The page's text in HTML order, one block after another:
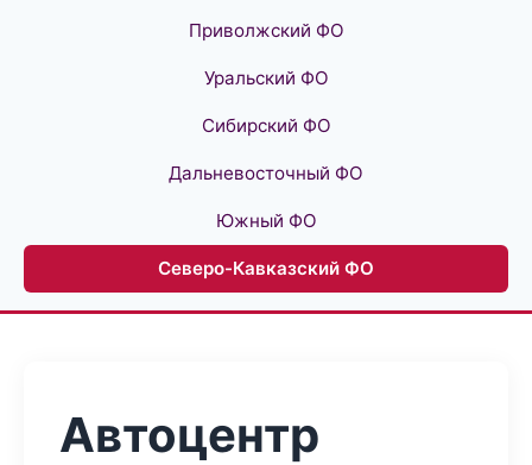
Приволжский ФО
Уральский ФО
Сибирский ФО
Дальневосточный ФО
Южный ФО
Северо-Кавказский ФО
Автоцентр